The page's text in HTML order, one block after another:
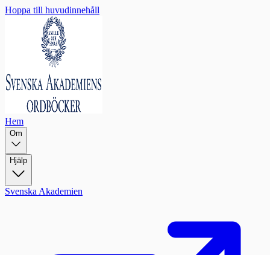
Hoppa till huvudinnehåll
Hem
Om
Hjälp
Svenska Akademien